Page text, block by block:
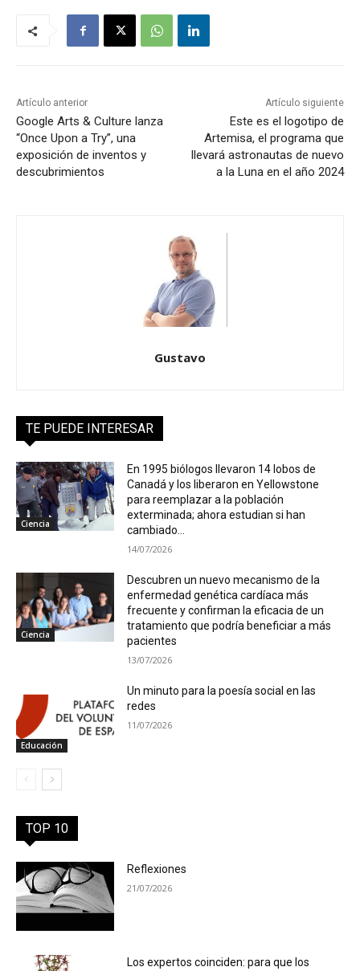
Artículo anterior
Google Arts & Culture lanza
“Once Upon a Try”, una
exposición de inventos y
descubrimientos
Artículo siguiente
Este es el logotipo de
Artemisa, el programa que
llevará astronautas de nuevo
a la Luna en el año 2024
Gustavo
TE PUEDE INTERESAR
Ciencia
En 1995 biólogos llevaron 14 lobos de
Canadá y los liberaron en Yellowstone
para reemplazar a la población
exterminada; ahora estudian si han
cambiado...
14/07/2026
Ciencia
Descubren un nuevo mecanismo de la
enfermedad genética cardíaca más
frecuente y confirman la eficacia de un
tratamiento que podría beneficiar a más
pacientes
13/07/2026
Educación
Un minuto para la poesía social en las
redes
11/07/2026
TOP 10
Reflexiones
21/07/2026
Los expertos coinciden: para que los